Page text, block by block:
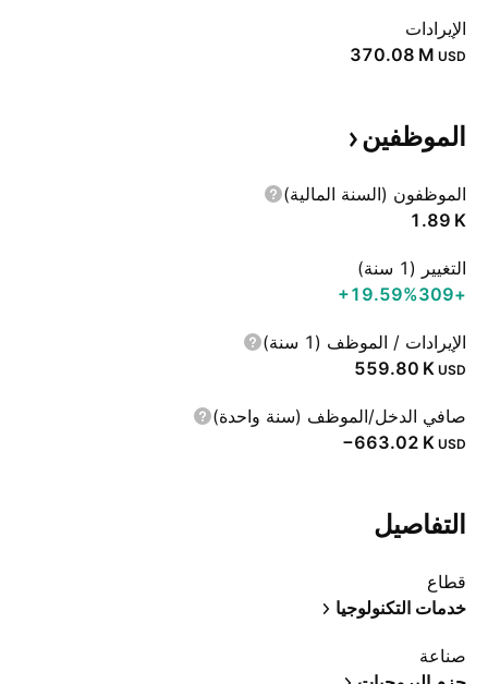
الإيرادات
‪370.08 M‬ USD
الموظفين
الموظفون (السنة المالية)
‪1.89 K‬
التغيير (1 سنة)
+309
‪+19.59%‬
الإيرادات / الموظف (1 سنة)
‪559.80 K‬ USD
صافي الدخل/الموظف (سنة واحدة)
‪−663.02 K‬ USD
التفاصيل
قطاع
خدمات التكنولوجيا
صناعة